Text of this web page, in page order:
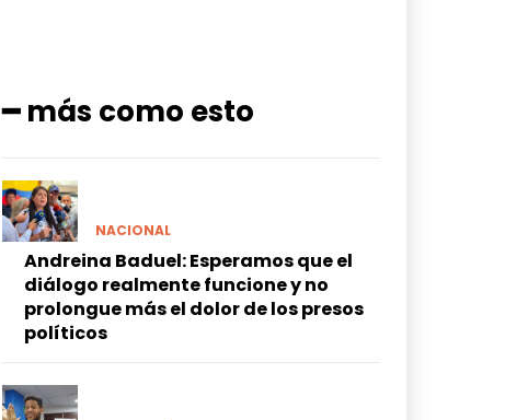
━ más como esto
NACIONAL
Andreina Baduel: Esperamos que el
diálogo realmente funcione y no
prolongue más el dolor de los presos
políticos